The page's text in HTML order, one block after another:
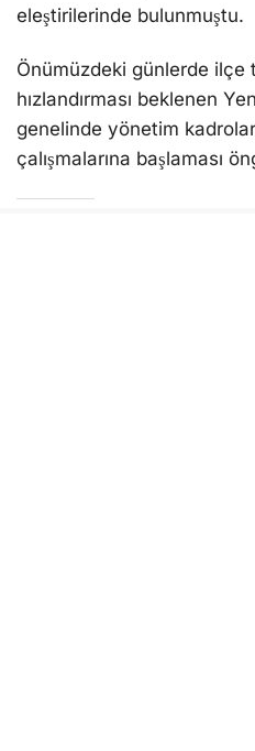
eleştirilerinde bulunmuştu.
Önümüzdeki günlerde ilçe
hızlandırması beklenen
genelinde yönetim
çalışmalarına başlaması